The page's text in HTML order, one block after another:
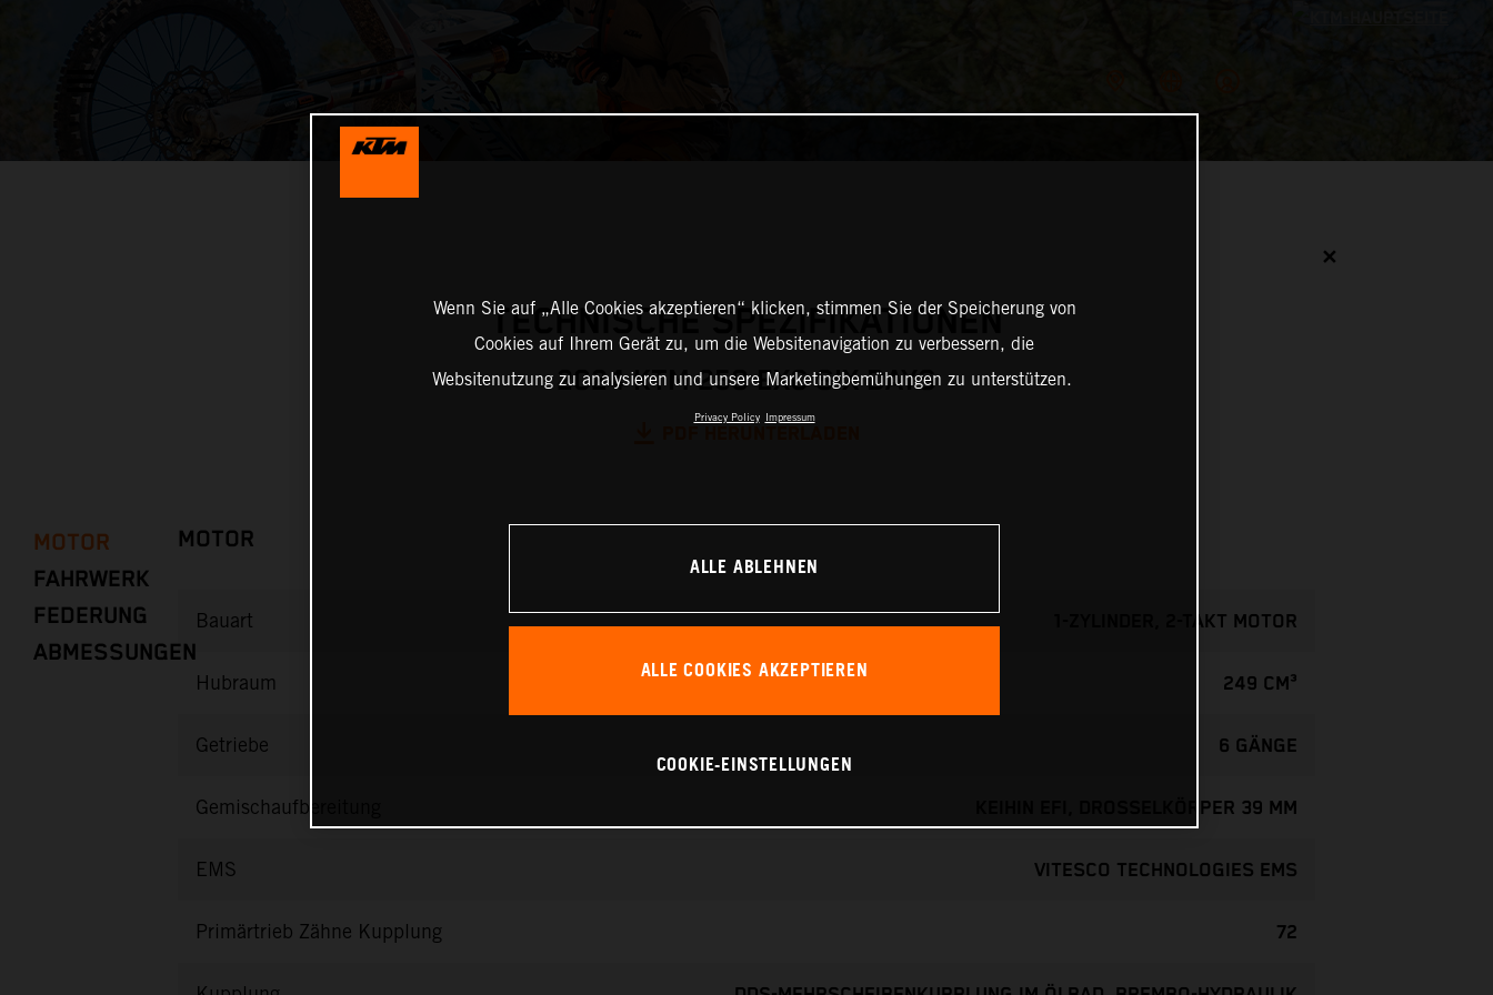
✕
TECHNISCHE SPEZIFIKATIONEN
2024 KTM 250 EXC SIX DAYS
MOTOR
FAHRWERK
FEDERUNG
ABMESSUNGEN
MOTOR
Bauart 1-ZYLINDER, 2-TAKT MOTOR
Hubraum 249 CM³
Getriebe 6 GÄNGE
Gemischaufbereitung KEIHIN EFI, DROSSELKÖRPER 39 MM
EMS VITESCO TECHNOLOGIES EMS
Primärtrieb Zähne Kupplung 72
Wenn Sie auf „Alle Cookies akzeptieren“ klicken, stimmen Sie der Speicherung von
Cookies auf Ihrem Gerät zu, um die Websitenavigation zu verbessern, die
Websitenutzung zu analysieren und unsere Marketingbemühungen zu unterstützen.
Privacy Policy Impressum
ALLE ABLEHNEN
ALLE COOKIES AKZEPTIEREN
COOKIE-EINSTELLUNGEN